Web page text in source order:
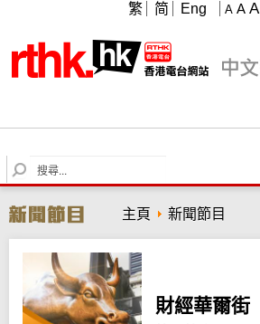
A A A
繁 简 Eng
S
e
r
c
h
主頁 新聞節目
財經華爾街